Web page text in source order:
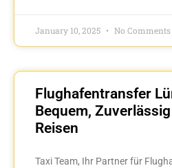
January 10, 2025 No Comments
Flughafentransfer
Bequem,
Reisen
Taxi Team, Ihr Partner für